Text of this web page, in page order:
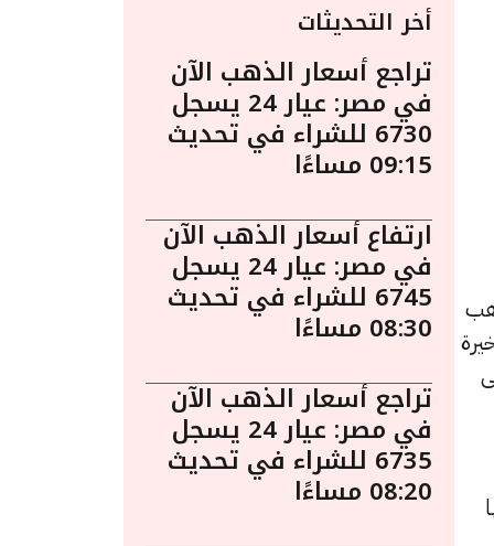
يُعد الذهب
جنيهًا
أخر التحديثات
تراجع أسعار الذهب الآن
في مصر: عيار 24 يسجل
6730 للشراء في تحديث
09:15 مساءًا
ارتفاع أسعار الذهب الآن
في مصر: عيار 24 يسجل
6745 للشراء في تحديث
08:30 مساءًا
تراجع أسعار الذهب الآن
في مصر: عيار 24 يسجل
6735 للشراء في تحديث
08:20 مساءًا